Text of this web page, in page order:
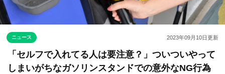
ニュース 2023年09月10日更新
「セルフで入れてる人は要注意？」ついついやって
しまいがちなガソリンスタンドでの意外なNG行為